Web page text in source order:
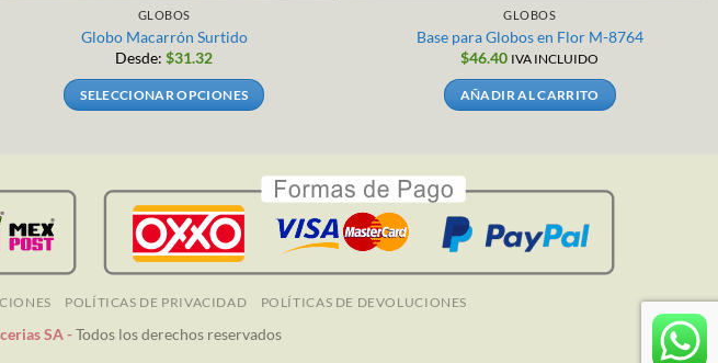
GLOBOS
Globo Macarrón Surtido
Desde:$31.32
SELECCIONAR OPCIONES
múltiples
variantes.
Las
opciones
se
GLOBOS
Base para Globos en Flor M-8764
$46.40 IVA INCLUIDO
AÑADIR AL CARRITO
POLÍTICAS DE PRIVACIDAD POLÍTICAS DE DEVOLUCIONES
SA -Todos los derechos reservados